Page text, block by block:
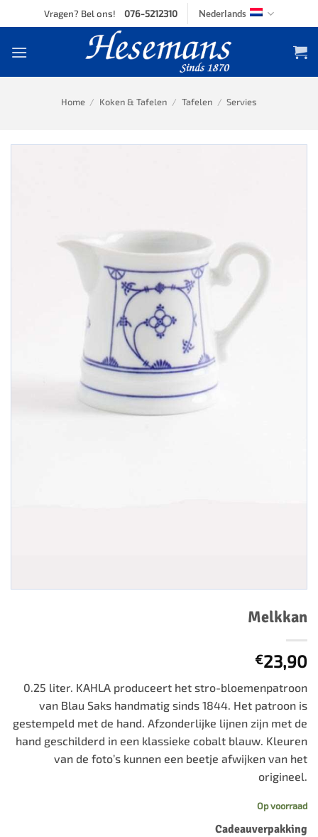
to
Vragen? Bel ons! 076-5212310 Nederlands
Home / Koken & Tafelen / Tafelen / Servies
Melkkan
€23,90
0.25 liter. KAHLA produceert het stro-bloemenpatroon
van Blau Saks handmatig sinds 1844. Het patroon is
gestempeld met de hand. Afzonderlijke lijnen zijn met de
hand geschilderd in een klassieke cobalt blauw. Kleuren
van de foto’s kunnen een beetje afwijken van het
origineel.
Op voorraad
Cadeauverpakking